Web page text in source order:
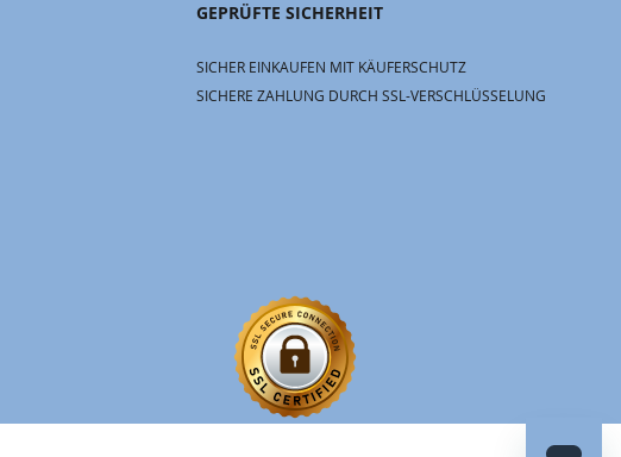
GEPRÜFTE SICHERHEIT
SICHER EINKAUFEN MIT KÄUFERSCHUTZ
SICHERE ZAHLUNG DURCH SSL-VERSCHLÜSSELUNG